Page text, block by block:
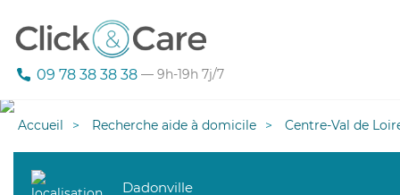
09 78 38 38 38 — 9h-19h 7j/7
Accueil Recherche aide à domicile Centre-Val de